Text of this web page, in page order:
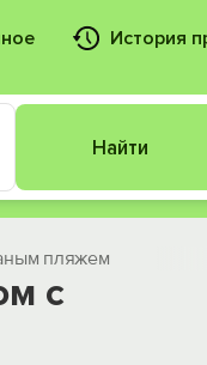
История
Найти
пляжем
c